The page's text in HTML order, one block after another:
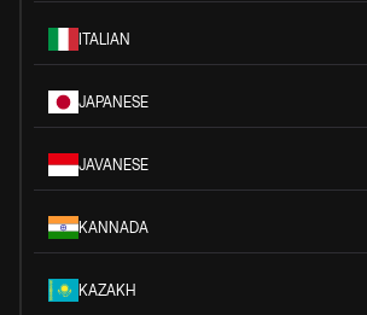
ITALIAN
JAPANESE
JAVANESE
KANNADA
KAZAKH